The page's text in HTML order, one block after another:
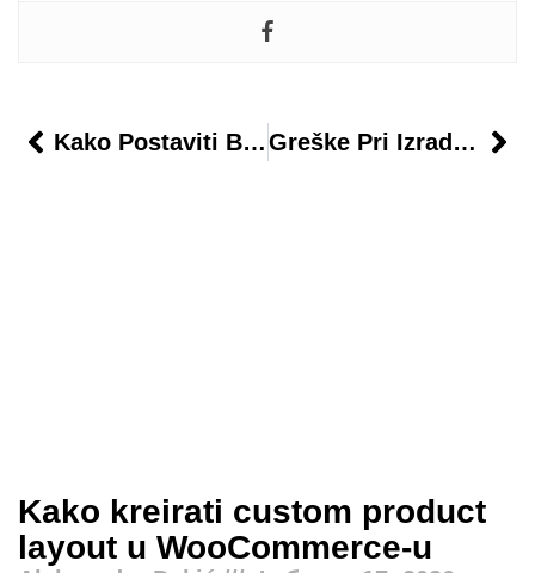
Kako Postaviti Blog Na WordPressu I Povećati Posete Greške Pri Izradi WordPress Sajta I Kako Ih Izbeći
Kako kreirati custom product
layout u WooCommerce-u